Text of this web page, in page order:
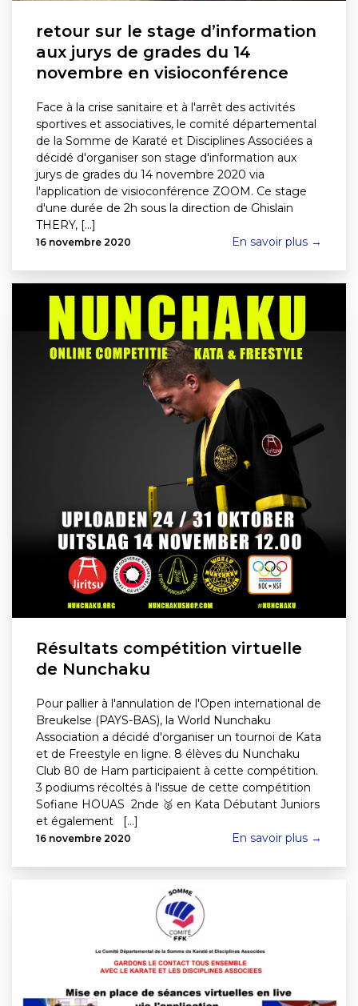
retour sur le stage d’information
aux jurys de grades du 14
novembre en visioconférence
Face à la crise sanitaire et à l'arrêt des activités
sportives et associatives, le comité départemental
de la Somme de Karaté et Disciplines Associées a
décidé d'organiser son stage d'information aux
jurys de grades du 14 novembre 2020 via
l'application de visioconférence ZOOM. Ce stage
d'une durée de 2h sous la direction de Ghislain
THERY, [...]
16 novembre 2020 En savoir plus →
Résultats compétition virtuelle
de Nunchaku
Pour pallier à l'annulation de l'Open international de
Breukelse (PAYS-BAS), la World Nunchaku
Association a décidé d'organiser un tournoi de Kata
et de Freestyle en ligne. 8 élèves du Nunchaku
Club 80 de Ham participaient à cette compétition.
3 podiums récoltés à l'issue de cette compétition
Sofiane HOUAS 2nde 🥈 en Kata Débutant Juniors
et également [...]
16 novembre 2020 En savoir plus →